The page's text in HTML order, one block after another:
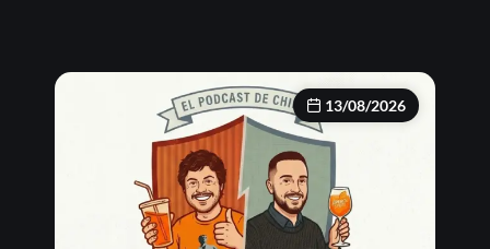
13/08/2026